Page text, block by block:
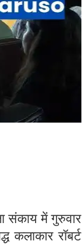
संकाय में गुरुवार
कलाकार रॉबर्ट